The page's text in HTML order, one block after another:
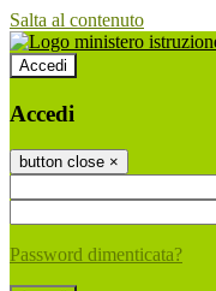
Salta al contenuto
Accedi
Accedi
button close ×
Password dimenticata?